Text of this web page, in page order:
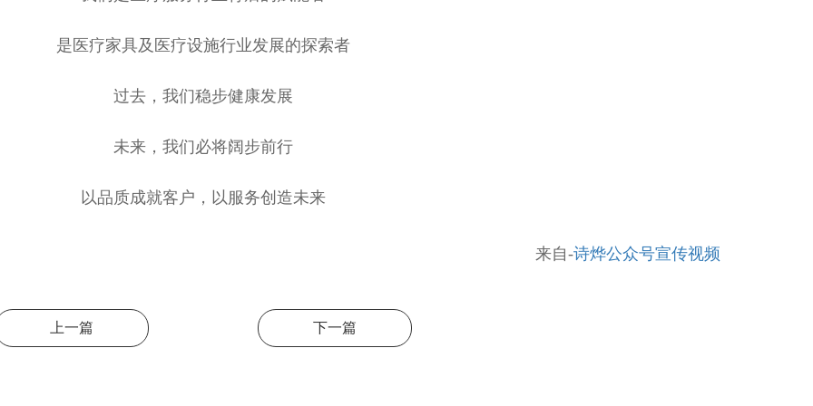
是医疗家具及医疗设施行业发展的探索者
过去，我们稳步健康发展
未来，我们必将阔步前行
以品质成就客户，以服务创造未来
来自-诗烨公众号宣传视频
上一篇 下一篇